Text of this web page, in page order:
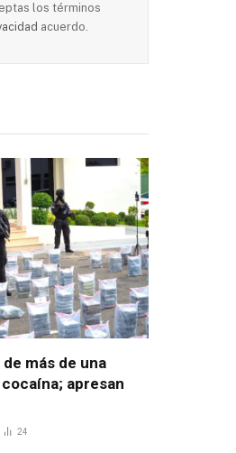
los términos
acuerdo.
más de una
apresan
24